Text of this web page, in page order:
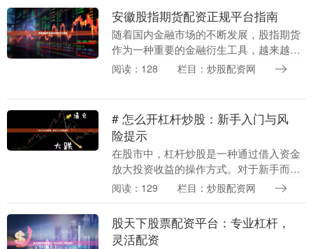
也需警惕潜在风险....
安徽股指期货配资正规平台指南
随着国内金融市场的不断发展，股指期货
作为一种重要的金融衍生工具，越来越受
到投资者的关注。在安徽地区，不少投资
阅读：128 栏目：炒股配资网
# 怎么开杠杆炒股：新手入门与风
险提示
在股市中，杠杆炒股是一种通过借入资金
放大投资收益的操作方式。对于新手而
言，了解“怎么开杠杆炒股”不仅是技术问
围绕杠杆炒股的基....
阅读：129 栏目：炒股配资网
股天下股票配资平台：专业杠杆，
灵活配资